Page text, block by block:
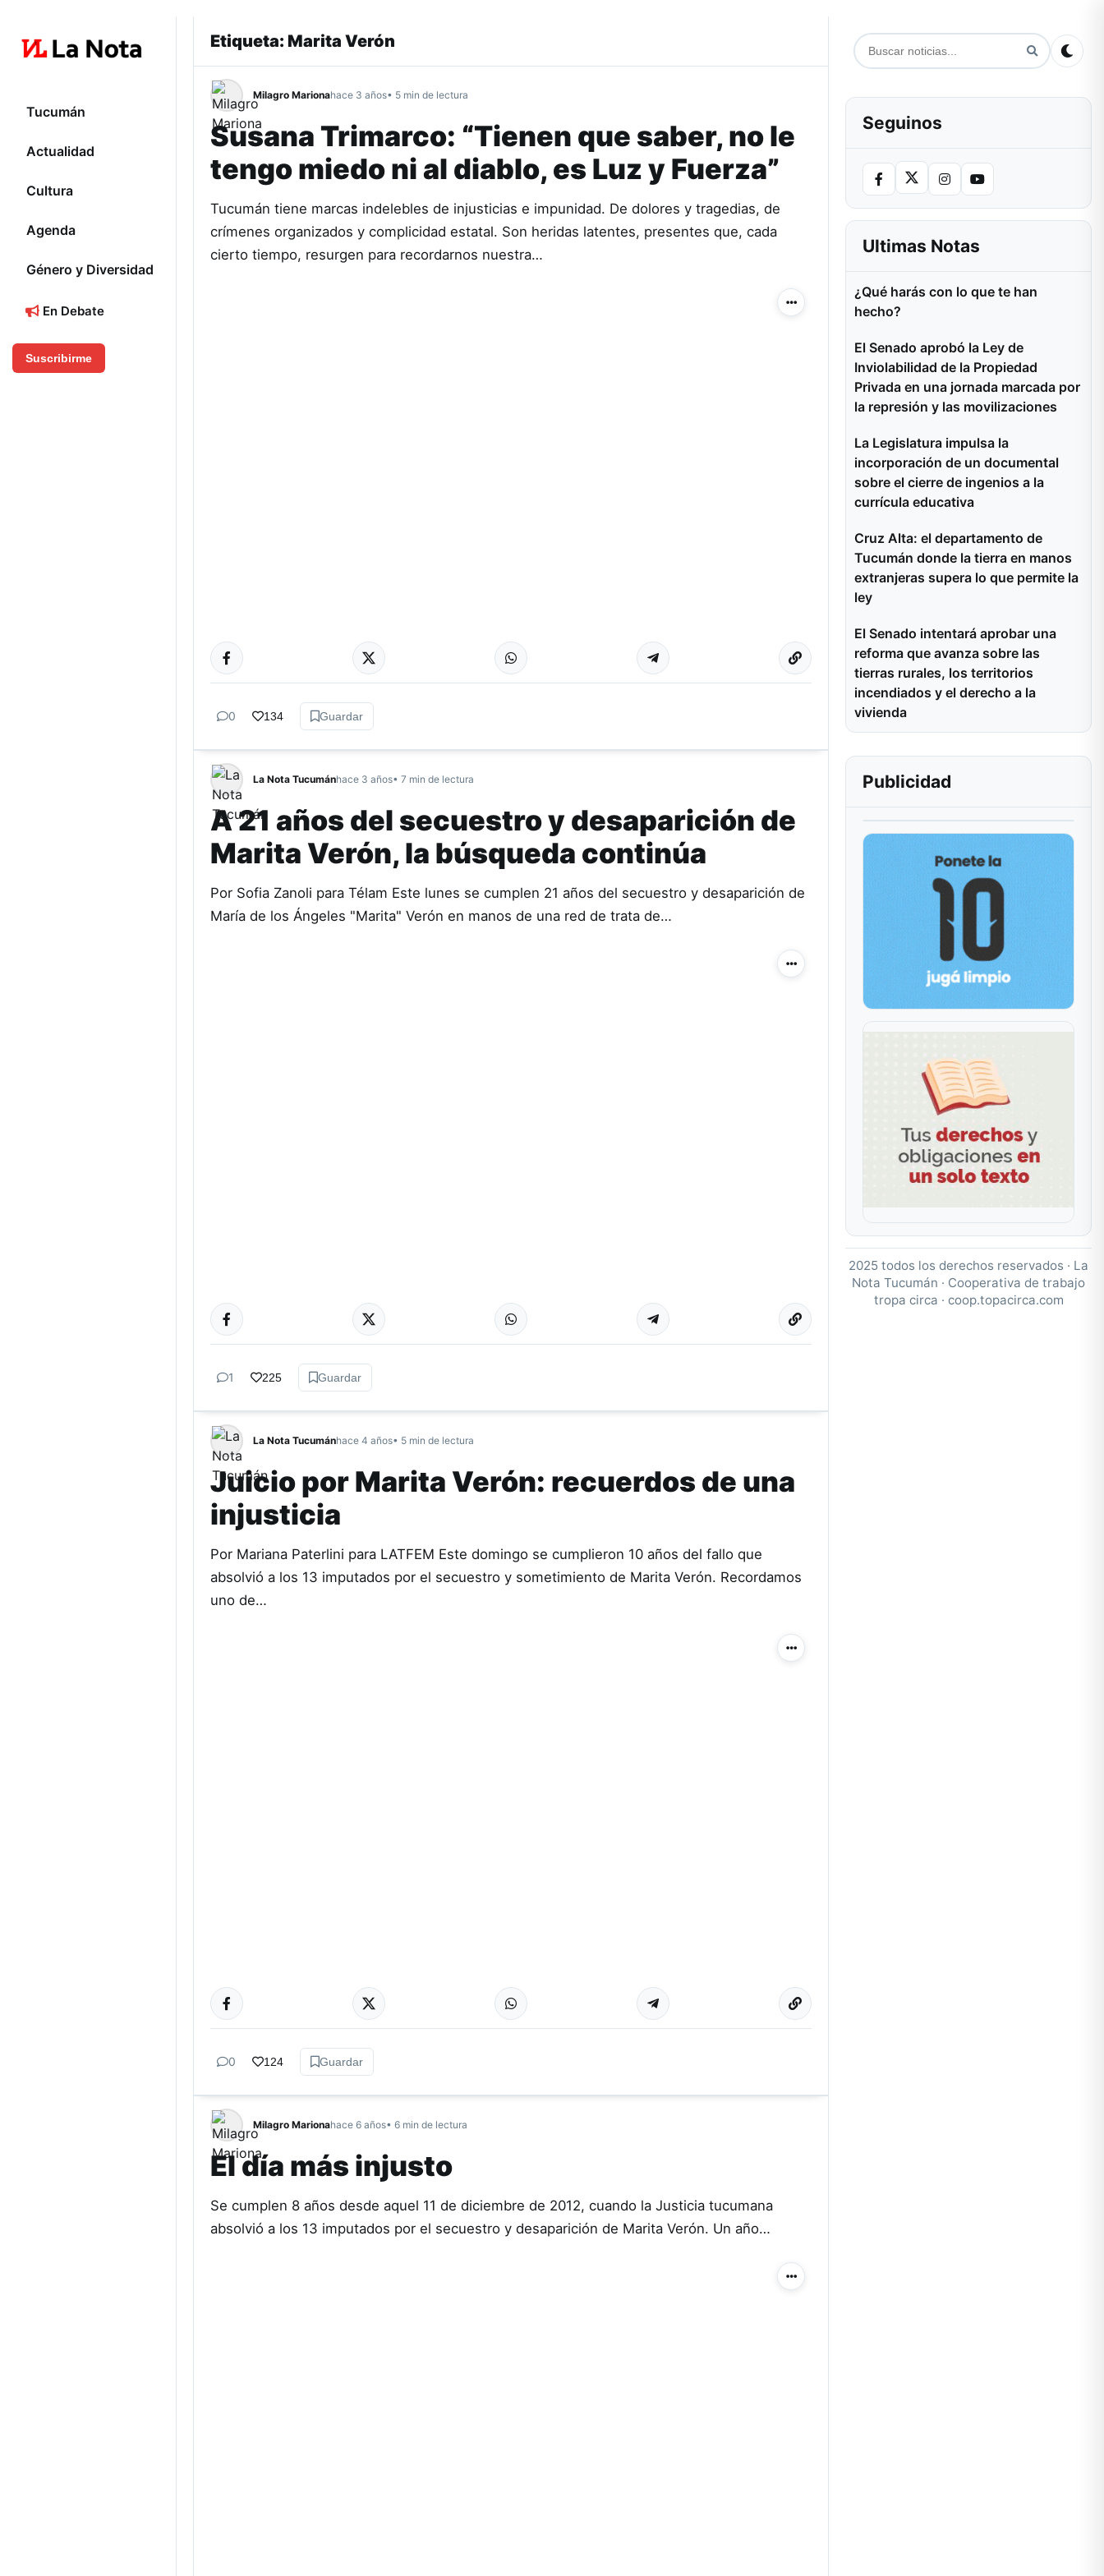
Tucumán
Actualidad
Cultura
Agenda
Género y Diversidad
En Debate
Suscribirme
Etiqueta: Marita Verón
Milagro Marionahace 3 años• 5 min de lectura
Susana Trimarco: “Tienen que saber, no le
tengo miedo ni al diablo, es Luz y Fuerza”
Tucumán tiene marcas indelebles de injusticias e impunidad. De dolores y tragedias, de
crímenes organizados y complicidad estatal. Son heridas latentes, presentes que, cada
cierto tiempo, resurgen para recordarnos nuestra…
TUCUMÁN
Más acciones
0 134 Guardar
La Nota Tucumánhace 3 años• 7 min de lectura
A 21 años del secuestro y desaparición de
Marita Verón, la búsqueda continúa
Por Sofia Zanoli para Télam Este lunes se cumplen 21 años del secuestro y desaparición de
María de los Ángeles "Marita" Verón en manos de una red de trata de…
GÉNERO Y
DIVERSIDAD
Más acciones
1 225 Guardar
La Nota Tucumánhace 4 años• 5 min de lectura
Juicio por Marita Verón: recuerdos de una
injusticia
Por Mariana Paterlini para LATFEM Este domingo se cumplieron 10 años del fallo que
absolvió a los 13 imputados por el secuestro y sometimiento de Marita Verón. Recordamos
uno de…
GÉNERO Y
DIVERSIDAD
Más acciones
0 124 Guardar
Milagro Marionahace 6 años• 6 min de lectura
El día más injusto
Se cumplen 8 años desde aquel 11 de diciembre de 2012, cuando la Justicia tucumana
absolvió a los 13 imputados por el secuestro y desaparición de Marita Verón. Un año…
Más acciones
Seguinos
Ultimas Notas
¿Qué harás con lo que te han
hecho?
El Senado aprobó la Ley de
Inviolabilidad de la Propiedad
Privada en una jornada marcada por
la represión y las movilizaciones
La Legislatura impulsa la
incorporación de un documental
sobre el cierre de ingenios a la
currícula educativa
Cruz Alta: el departamento de
Tucumán donde la tierra en manos
extranjeras supera lo que permite la
ley
El Senado intentará aprobar una
reforma que avanza sobre las
tierras rurales, los territorios
incendiados y el derecho a la
vivienda
Publicidad
2025 todos los derechos reservados · La
Nota Tucumán · Cooperativa de trabajo
tropa circa · coop.topacirca.com